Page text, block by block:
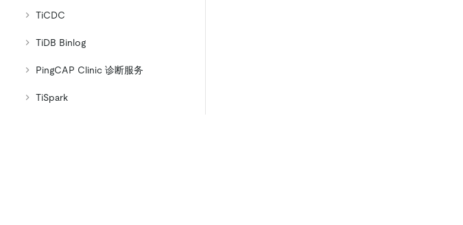
TiCDC
TiDB Binlog
PingCAP Clinic 诊断服务
TiSpark